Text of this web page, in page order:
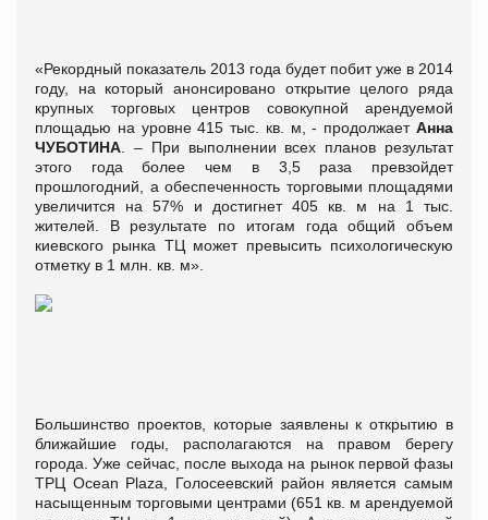
«Рекордный показатель 2013 года будет побит уже в 2014
году, на который анонсировано открытие целого ряда
крупных торговых центров совокупной арендуемой
площадью на уровне 415 тыс. кв. м, - продолжаетАнна
ЧУБОТИНА . – При выполнении всех планов результат
этого года более чем в 3,5 раза превзойдет
прошлогодний, а обеспеченность торговыми площадями
увеличится на 57% и достигнет 405 кв. м на 1 тыс.
жителей. В результате по итогам года общий объем
киевского рынка ТЦ может превысить психологическую
отметку в 1 млн. кв. м».
Большинство проектов, которые заявлены к открытию в
ближайшие годы, располагаются на правом берегу
города. Уже сейчас, после выхода на рынок первой фазы
ТРЦ Ocean Plaza, Голосеевский район является самым
насыщенным торговыми центрами (651 кв. м арендуемой